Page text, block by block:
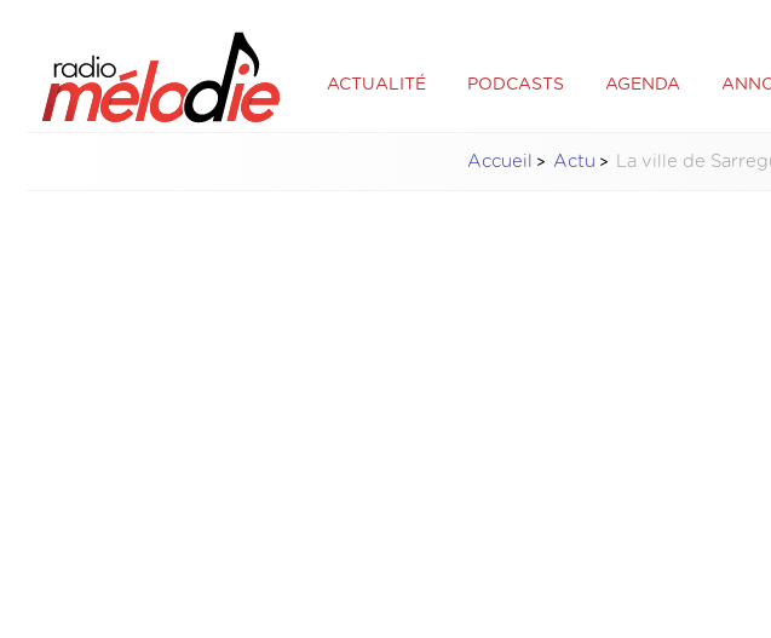
ACTUALITÉ PODCASTS AGENDA
Accueil Actu La ville de